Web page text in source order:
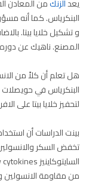
يعدالزنكمن المعادن
البنكرياس. كما أنه
و تشكيل خلايا بيتا.
المصنع. ناهيك عن
هل تعلم أن كلاً من
البنكرياس في حويصلات
لتحفيز خلايا بيتا على
بينت الدراسات أن
تخفض السكر
من مقاومة الانسولين